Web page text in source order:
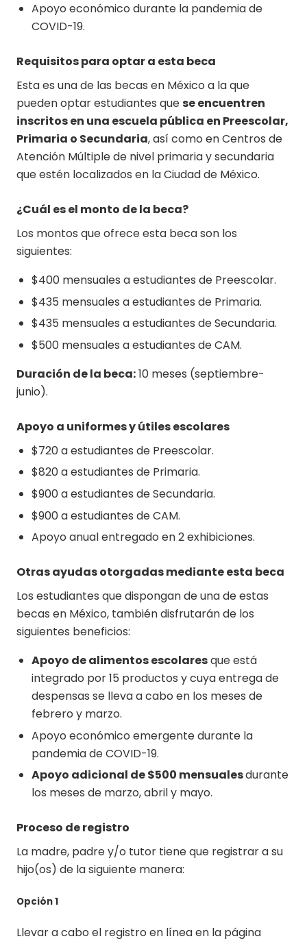
Apoyo económico durante la pandemia de
COVID-19.
Requisitos para optar a esta beca
Esta es una de las becas en México a la que
pueden optar estudiantes quese encuentren
inscritos en una escuela pública en Preescolar,
Primaria o Secundaria, así como en Centros de
Atención Múltiple de nivel primaria y secundaria
que estén localizados en la Ciudad de México.
¿Cuál es el monto de la beca?
Los montos que ofrece esta beca son los
siguientes:
$400 mensuales a estudiantes de Preescolar.
$435 mensuales a estudiantes de Primaria.
$435 mensuales a estudiantes de Secundaria.
$500 mensuales a estudiantes de CAM.
Duración de la beca:10 meses (septiembre-
junio).
Apoyo a uniformes y útiles escolares
$720 a estudiantes de Preescolar.
$820 a estudiantes de Primaria.
$900 a estudiantes de Secundaria.
$900 a estudiantes de CAM.
Apoyo anual entregado en 2 exhibiciones.
Otras ayudas otorgadas mediante esta beca
Los estudiantes que dispongan de una de estas
becas en México, también disfrutarán de los
siguientes beneficios:
Apoyo de alimentos escolaresque está
integrado por 15 productos y cuya entrega de
despensas se lleva a cabo en los meses de
febrero y marzo.
Apoyo económico emergente durante la
pandemia de COVID-19.
Apoyo adicional de $500 mensualesdurante
los meses de marzo, abril y mayo.
Proceso de registro
La madre, padre y/o tutor tiene que registrar a su
hijo(os) de la siguiente manera:
Opción 1
Llevar a cabo el registro en línea en la página